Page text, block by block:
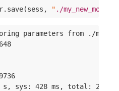
" ./
parameters from ./
s, sys: 428 ms, total: 21.1